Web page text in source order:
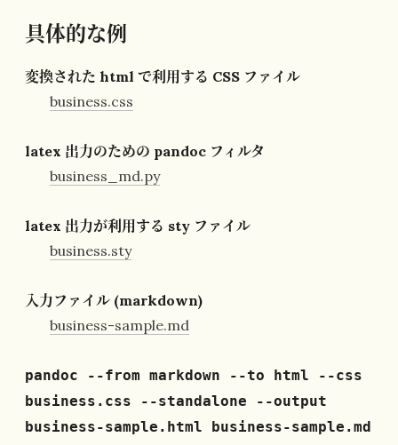
具体的な例
変換された html で利用する CSS ファイル
business.css
latex 出力のための pandoc フィルタ
business_md.py
latex 出力が利用する sty ファイル
business.sty
入力ファイル (markdown)
business-sample.md
pandoc --from markdown --to html --css
business.css --standalone --output
business-sample.html business-sample.md